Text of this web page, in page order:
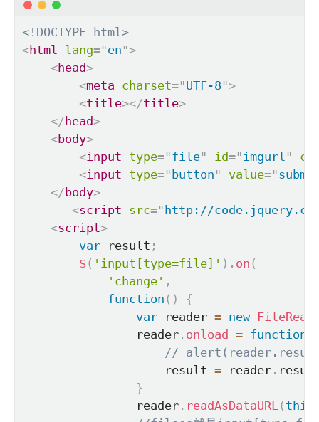
<!DOCTYPE html>
<html lang="en ">
<head>
<meta charset="UTF-8">
<title></title>
</ head>
<body>
<input type="file" id="imgurl "
<input type=" button " value="
</ body>
<script src=" http://
<script>
var result ;
$( 'input[type=file]' ) . on (
'change' ,
function ( )
{
var reader = new
                reader
. onload = function
// alert(reader.result);
                    result
= reader .
}
                reader
. readAsDataURL( this